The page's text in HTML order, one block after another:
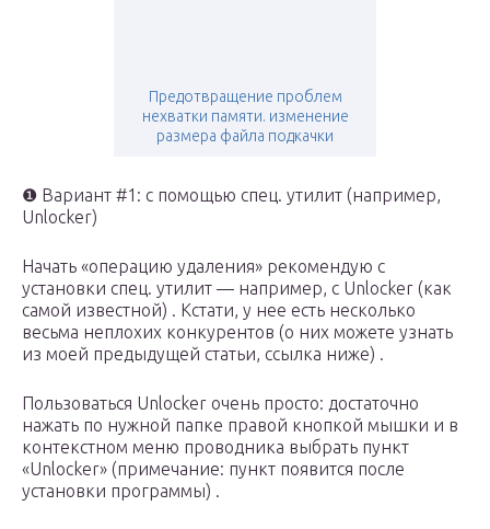
Предотвращение проблем
нехватки памяти. изменение
размера файла подкачки
❶ Вариант #1: с помощью спец. утилит (например,
Unlocker)
Начать «операцию удаления» рекомендую с
установки спец. утилит — например, с Unlocker (как
самой известной) . Кстати, у нее есть несколько
весьма неплохих конкурентов (о них можете узнать
из моей предыдущей статьи, ссылка ниже) .
Пользоваться Unlocker очень просто: достаточно
нажать по нужной папке правой кнопкой мышки и в
контекстном меню проводника выбрать пункт
«Unlocker» (примечание: пункт появится после
установки программы) .